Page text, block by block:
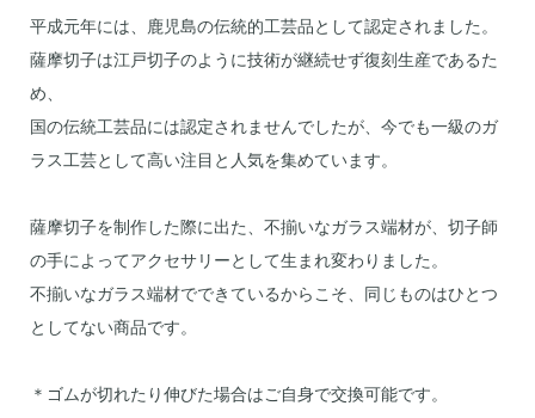
平成元年には、鹿児島の伝統的工芸品として認定されました。
薩摩切子は江戸切子のように技術が継続せず復刻生産であるた
め、
国の伝統工芸品には認定されませんでしたが、今でも一級のガ
ラス工芸として高い注目と人気を集めています。
薩摩切子を制作した際に出た、不揃いなガラス端材が、切子師
の手によってアクセサリーとして生まれ変わりました。
不揃いなガラス端材でできているからこそ、同じものはひとつ
としてない商品です。
＊ゴムが切れたり伸びた場合はご自身で交換可能です。